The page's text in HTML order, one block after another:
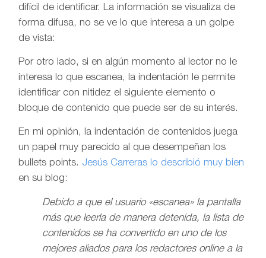
difícil de identificar. La información se visualiza de
forma difusa, no se ve lo que interesa a un golpe
de vista:
Por otro lado, si en algún momento al lector no le
interesa lo que escanea, la indentación le permite
identificar con nitidez el siguiente elemento o
bloque de contenido que puede ser de su interés.
En mi opinión, la indentación de contenidos juega
un papel muy parecido al que desempeñan los
bullets points. Jesús Carreras lo describió muy bien
en su blog:
Debido a que el usuario «escanea» la pantalla
más que leerla de manera detenida, la lista de
contenidos se ha convertido en uno de los
mejores aliados para los redactores online a la